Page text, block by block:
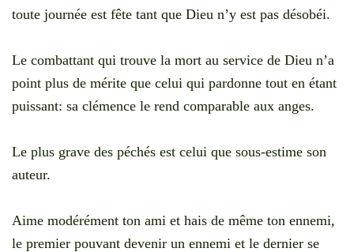
toute journée est fête tant que Dieu n’y est pas désobéi.
Le combattant qui trouve la mort au service de Dieu n’a
point plus de mérite que celui qui pardonne tout en étant
puissant: sa clémence le rend comparable aux anges.
Le plus grave des péchés est celui que sous-estime son
auteur.
Aime modérément ton ami et hais de même ton ennemi,
le premier pouvant devenir un ennemi et le dernier se